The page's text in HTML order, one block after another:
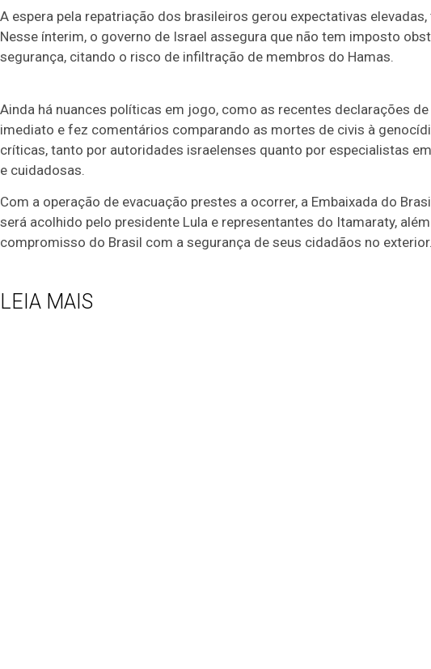
A espera pela repatriação dos brasileiros gerou expectativas
Nesse ínterim, o governo de Israel assegura que não tem imposto
segurança, citando o risco de infiltração de membros do Hamas.
Ainda há nuances políticas em jogo, como as recentes declarações
imediato e fez comentários comparando as mortes de civis à
críticas, tanto por autoridades israelenses quanto por especialistas
e cuidadosas.
Com a operação de evacuação prestes a ocorrer, a Embaixada do
será acolhido pelo presidente Lula e representantes do Itamaraty,
compromisso do Brasil com a segurança de seus cidadãos no exterior.
LEIA MAIS